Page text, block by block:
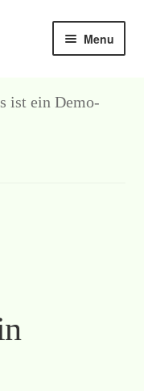
Menu
ist ein Demo-